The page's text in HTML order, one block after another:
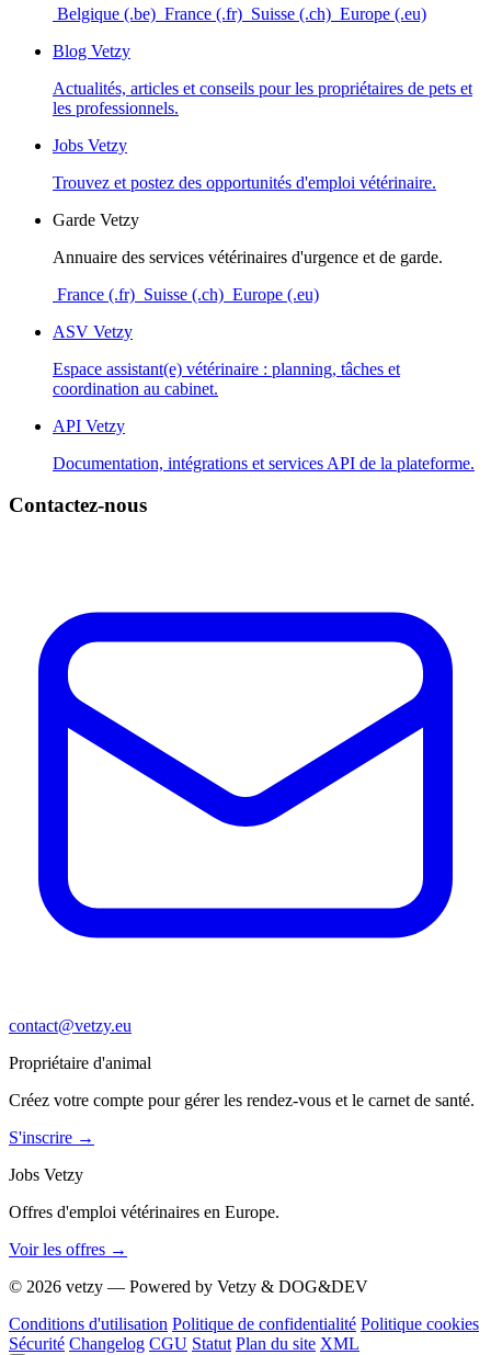
Belgique (.be) France (.fr) Suisse (.ch) Europe (.eu)
Blog Vetzy
Actualités, articles et conseils pour les propriétaires de pets et
les professionnels.
Jobs Vetzy
Trouvez et postez des opportunités d'emploi vétérinaire.
Garde Vetzy
Annuaire des services vétérinaires d'urgence et de garde.
France (.fr) Suisse (.ch) Europe (.eu)
ASV Vetzy
Espace assistant(e) vétérinaire : planning, tâches et
coordination au cabinet.
API Vetzy
Documentation, intégrations et services API de la plateforme.
Contactez-nous
contact@vetzy.eu
Propriétaire d'animal
Créez votre compte pour gérer les rendez-vous et le carnet de santé.
S'inscrire →
Jobs Vetzy
Offres d'emploi vétérinaires en Europe.
Voir les offres →
© 2026 vetzy — Powered by Vetzy & DOG&DEV
Conditions d'utilisation Politique de confidentialité Politique cookies
Sécurité Changelog CGU Statut Plan du site XML